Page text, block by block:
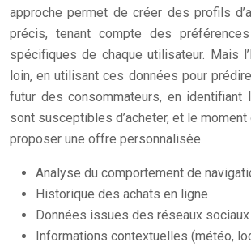
approche permet de créer des profils
précis, tenant compte des
spécifiques de chaque utilisateur. Mais
loin, en utilisant ces données pour
futur des consommateurs, en identifiant
sont susceptibles d’acheter, et le
proposer une offre personnalisée.
Analyse du comportement de
Historique des achats en ligne
Données issues des réseaux sociaux
Informations contextuelles (météo,